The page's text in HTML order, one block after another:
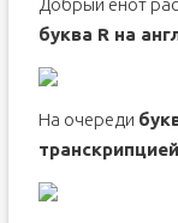
Добрый енот
буква R на
На очереди